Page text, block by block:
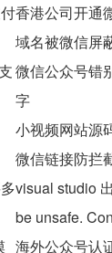
香港公司开通
域名被微信屏
微信公众号错
字
小视频网站源
微信链接防拦
visual studio
be unsafe.
海外公众号认